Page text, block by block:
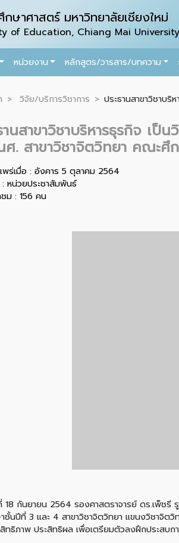
ษาศาสตร์ มหาวิทยาลัยเชียงใหม่
of Education, Chiang Mai University
หน่วยงาน หลักสูตร/วารสาร/บทความ
วิจัย/บริการวิชาการ ประธานสาขาวิชาบริ
านสาขาวิชาบริหารธุรกิจ เป็
ศ. สาขาวิชาจิตวิทยา คณะศึ
พร่เมื่อ : อังคาร 5 ตุลาคม 2564
หน่วยประชาสัมพันธ์
ชม : 156 คน
18 กันยายน 2564 รองศาสตราจารย์ ดร.เพ็ชรี รู
ชั้นปีที่ 3 และ 4 สาขาวิชาจิตวิทยา แขนงวิชาจิต
สิทธิภาพ ประสิทธิผล เพื่อเตรียมตัวลงฝึกประส